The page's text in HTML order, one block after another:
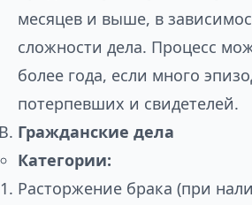
месяцев и выше, в
сложности дела. Процесс
более года, если много
потерпевших и свидетелей.
Гражданские дела
Категории:
Расторжение брака (при